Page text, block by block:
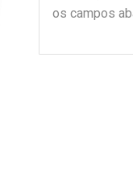
os campos